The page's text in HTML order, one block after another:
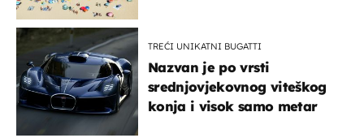
TREĆI UNIKATNI BUGATTI
Nazvan je po vrsti
srednjovjekovnog viteškog
konja i visok samo metar